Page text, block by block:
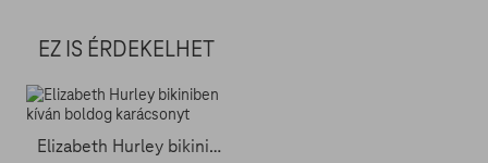
EZ IS ÉRDEKELHET
Elizabeth Hurley bikiniben kíván boldog karácsonyt